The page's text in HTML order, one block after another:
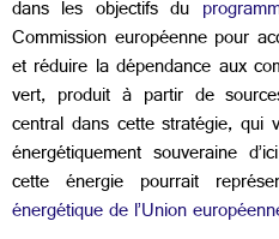
dans les objectifs du
Commission européenne pour
et réduire la dépendance aux
vert, produit à partir de
central dans cette stratégie, qui
énergétiquement souveraine
cette énergie pourrait
énergétique de l’Union